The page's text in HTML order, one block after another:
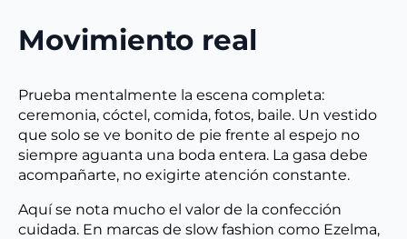
Movimiento real
Prueba mentalmente la escena completa:
ceremonia, cóctel, comida, fotos, baile. Un vestido
que solo se ve bonito de pie frente al espejo no
siempre aguanta una boda entera. La gasa debe
acompañarte, no exigirte atención constante.
Aquí se nota mucho el valor de la confección
cuidada. En marcas de slow fashion como Ezelma,